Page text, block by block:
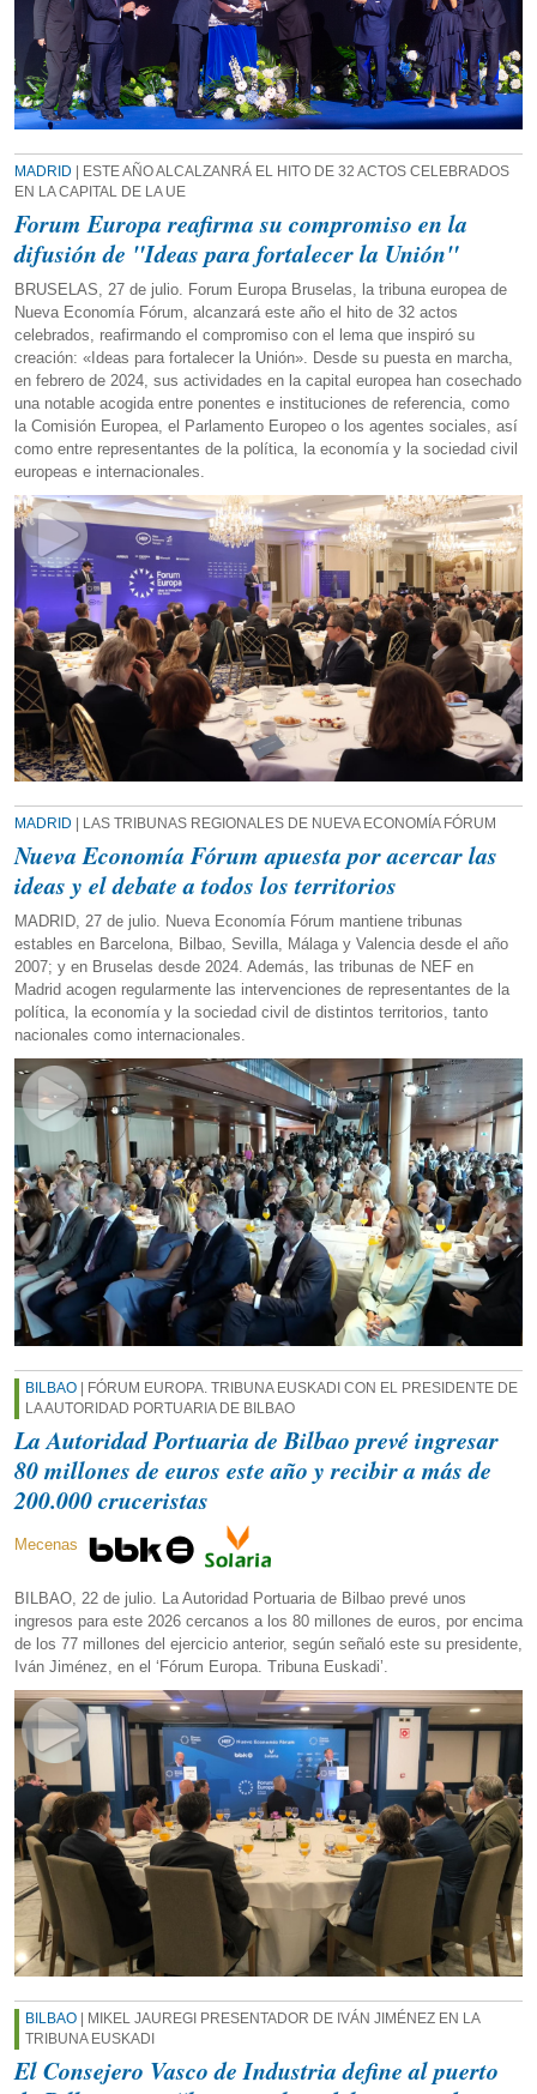
MADRID | ESTE AÑO ALCALZANRÁ EL HITO DE 32 ACTOS CELEBRADOS
EN LA CAPITAL DE LA UE
Forum Europa reafirma su compromiso en la
difusión de "Ideas para fortalecer la Unión"
BRUSELAS, 27 de julio. Forum Europa Bruselas, la tribuna europea de
Nueva Economía Fórum, alcanzará este año el hito de 32 actos
celebrados, reafirmando el compromiso con el lema que inspiró su
creación: «Ideas para fortalecer la Unión». Desde su puesta en marcha,
en febrero de 2024, sus actividades en la capital europea han cosechado
una notable acogida entre ponentes e instituciones de referencia, como
la Comisión Europea, el Parlamento Europeo o los agentes sociales, así
como entre representantes de la política, la economía y la sociedad civil
europeas e internacionales.
MADRID | LAS TRIBUNAS REGIONALES DE NUEVA ECONOMÍA FÓRUM
Nueva Economía Fórum apuesta por acercar las
ideas y el debate a todos los territorios
MADRID, 27 de julio. Nueva Economía Fórum mantiene tribunas
estables en Barcelona, Bilbao, Sevilla, Málaga y Valencia desde el año
2007; y en Bruselas desde 2024. Además, las tribunas de NEF en
Madrid acogen regularmente las intervenciones de representantes de la
política, la economía y la sociedad civil de distintos territorios, tanto
nacionales como internacionales.
BILBAO | FÓRUM EUROPA. TRIBUNA EUSKADI CON EL PRESIDENTE DE
LA AUTORIDAD PORTUARIA DE BILBAO
La Autoridad Portuaria de Bilbao prevé ingresar
80 millones de euros este año y recibir a más de
200.000 cruceristas
Mecenas
BILBAO, 22 de julio. La Autoridad Portuaria de Bilbao prevé unos
ingresos para este 2026 cercanos a los 80 millones de euros, por encima
de los 77 millones del ejercicio anterior, según señaló este su presidente,
Iván Jiménez, en el ‘Fórum Europa. Tribuna Euskadi’.
BILBAO | MIKEL JAUREGI PRESENTADOR DE IVÁN JIMÉNEZ EN LA
TRIBUNA EUSKADI
El Consejero Vasco de Industria define al puerto